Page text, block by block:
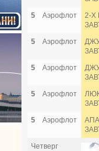
5
Аэрофлот
2-Х
5
Аэрофлот
5
Аэрофлот
5
Аэрофлот
5
Аэрофлот
Четверг